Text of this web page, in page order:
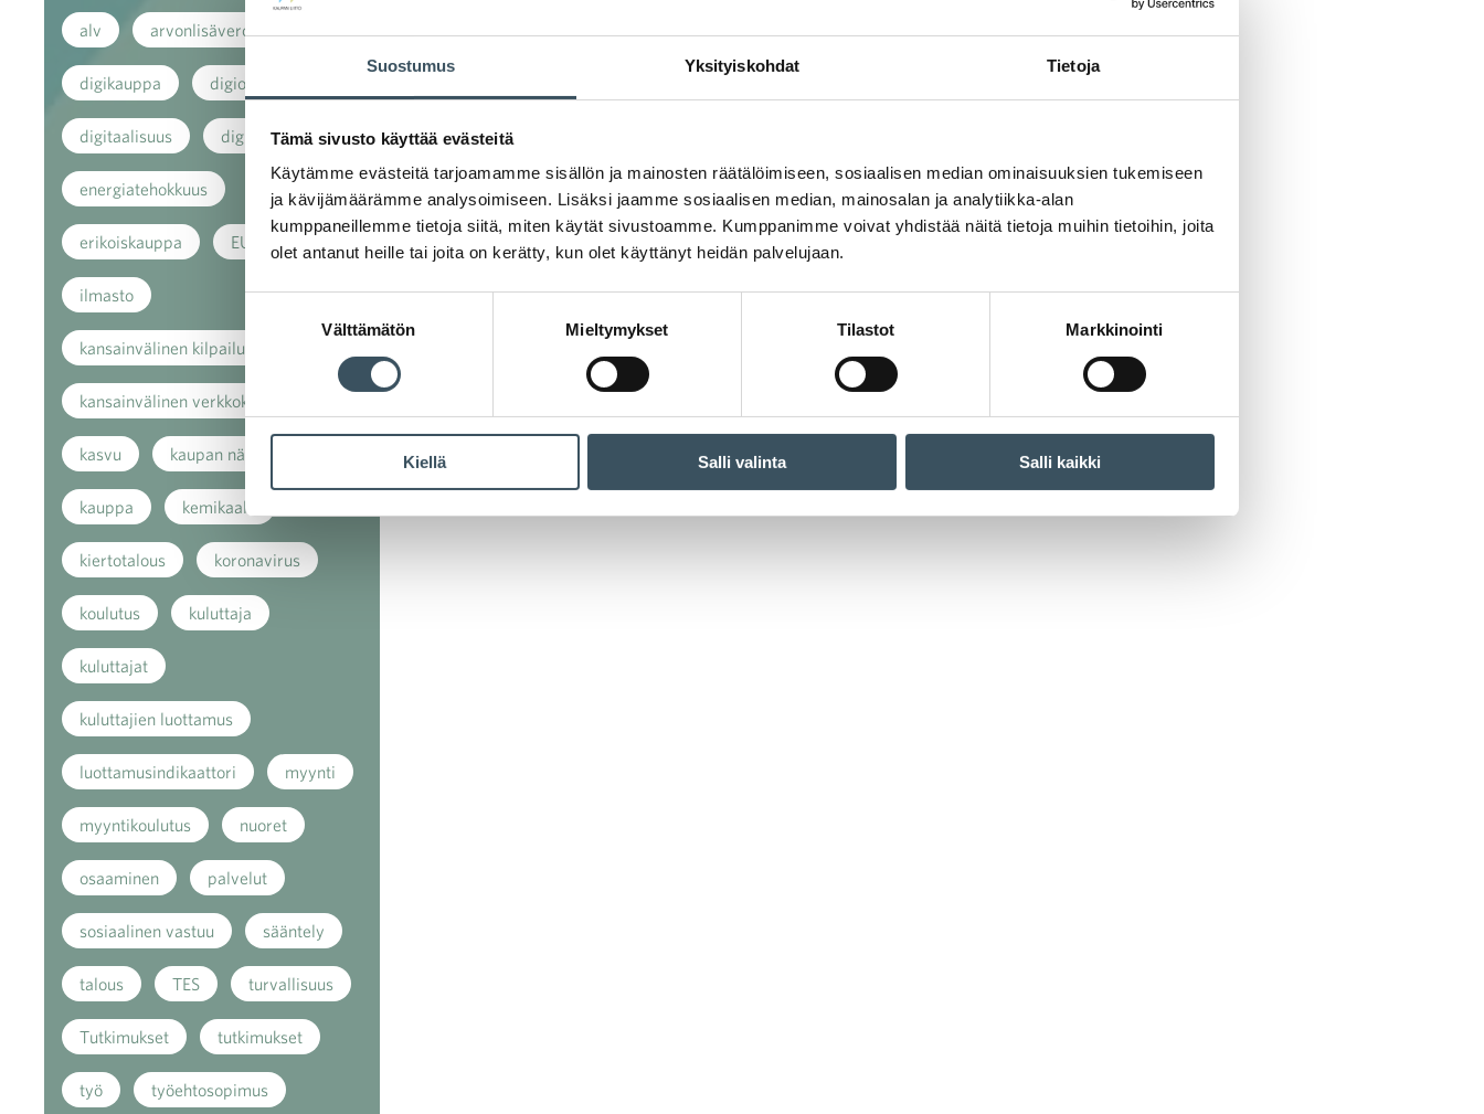
Suostumus Yksityiskohdat Tietoja
Tämä sivusto käyttää evästeitä
Käytämme evästeitä tarjoamamme sisällön ja mainosten räätälöimiseen, sosiaalisen median ominaisuuksien tukemiseen
ja kävijämäärämme analysoimiseen. Lisäksi jaamme sosiaalisen median, mainosalan ja analytiikka-alan
kumppaneillemme tietoja siitä, miten käytät sivustoamme. Kumppanimme voivat yhdistää näitä tietoja muihin tietoihin, joita
olet antanut heille tai joita on kerätty, kun olet käyttänyt heidän palvelujaan.
valinta
Välttämätön Mieltymykset Tilastot Markkinointi
Kiellä Salli valinta Salli kaikki
alv arvonlisävero
digikauppa digiostaminen
digitaalisuus digitalisaatio
energiatehokkuus
erikoiskauppa EU
ilmasto
kansainvälinen kilpailu
kansainvälinen verkkokauppa
kasvu kaupan näkymät
kauppa kemikaalit
kiertotalous koronavirus
koulutus kuluttaja
kuluttajat
kuluttajien luottamus
luottamusindikaattori myynti
myyntikoulutus nuoret
osaaminen palvelut
sosiaalinen vastuu sääntely
talous TES turvallisuus
Tutkimukset tutkimukset
työ työehtosopimus